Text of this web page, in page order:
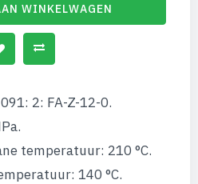
WINKELWAGEN
2: FA-Z-12-0.
temperatuur: 210 °C.
140 °C.